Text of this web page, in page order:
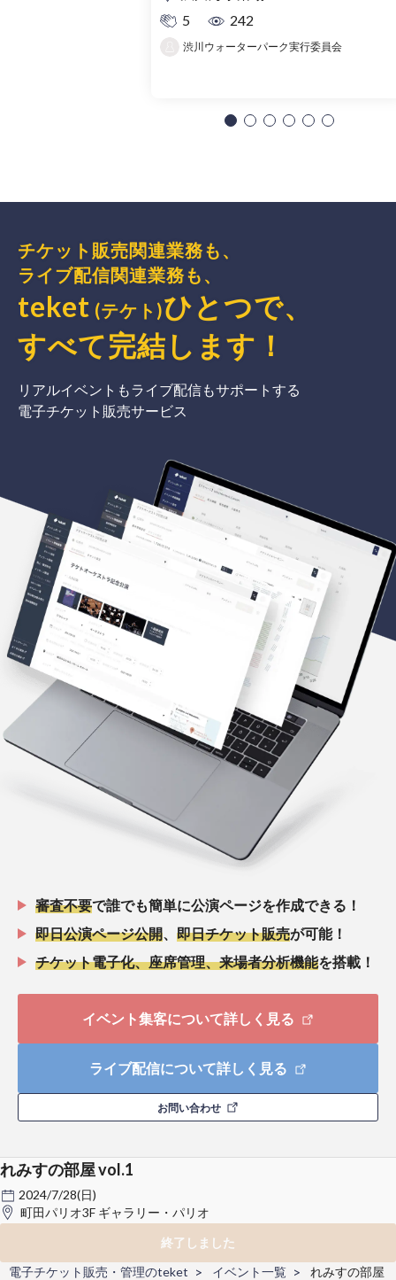
5
242
渋川ウォーターパーク実行委員会
チケット販売関連業務も、
ライブ配信関連業務も、
teket (テケト)ひとつで、
すべて完結 します ！
リアルイベントもライブ配信もサポートする
電子チケット販売サービス
審査不要で誰でも簡単に公演ページを作成できる！
即日公演ページ公開
即日チケット販売が可能！
チケット電子化、座席管理、来場者分析機能を搭載！
イベント集客について詳しく見る
ライブ配信について詳しく見る
お問い合わせ
れみすの部屋 vol.1
2024/7/28(日)
町田パリオ3F ギャラリー・パリオ
終了しました
電子チケット販売・管理のteket
イベント一覧
れみすの部屋